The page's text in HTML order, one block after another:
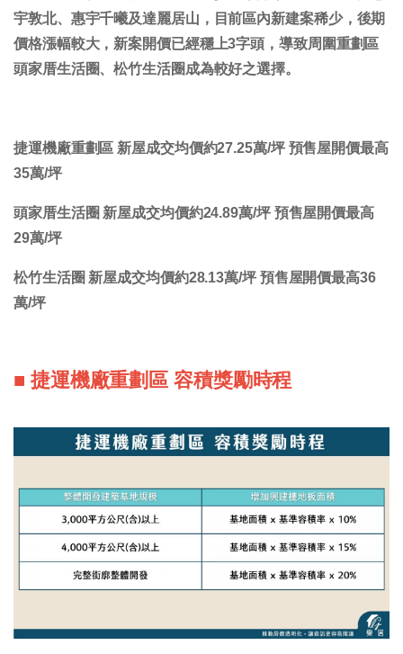
宇敦北、惠宇千曦及達麗居山，目前區內新建案稀少，後期
價格漲幅較大，新案開價已經穩上3字頭，導致周圍重劃區
頭家厝生活圈、松竹生活圈成為較好之選擇。
捷運機廠重劃區 新屋成交均價約27.25萬/坪 預售屋開價最高
35萬/坪
頭家厝生活圈 新屋成交均價約24.89萬/坪 預售屋開價最高
29萬/坪
松竹生活圈 新屋成交均價約28.13萬/坪 預售屋開價最高36
萬/坪
■ 捷運機廠重劃區 容積獎勵時程